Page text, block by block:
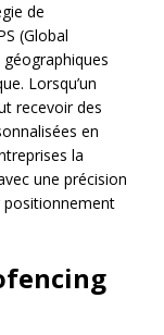
de
(Global
Lorsqu’un
recevoir des
en
la
une précision
positionnement